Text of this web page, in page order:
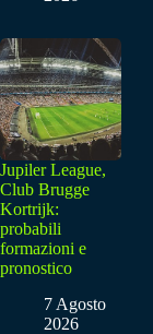
Jupiler League,
Club Brugge
Kortrijk:
probabili
formazioni e
pronostico
7 Agosto
2026